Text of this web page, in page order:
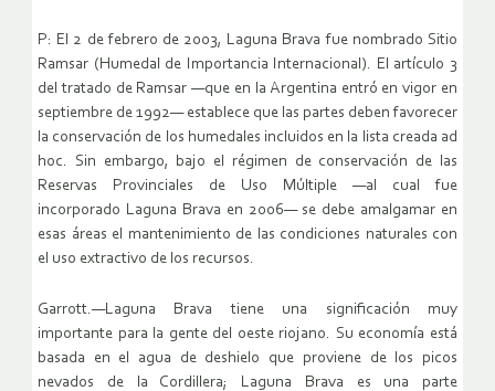
P: El 2 de febrero de 2003, Laguna Brava fue nombrado Sitio
Ramsar (Humedal de Importancia Internacional). El artículo 3
del tratado de Ramsar —que en la Argentina entró en vigor en
septiembre de 1992— establece que las partes deben favorecer
la conservación de los humedales incluidos en la lista creada ad
hoc. Sin embargo, bajo el régimen de conservación de las
Reservas Provinciales de Uso Múltiple —al cual fue
incorporado Laguna Brava en 2006— se debe amalgamar en
esas áreas el mantenimiento de las condiciones naturales con
el uso extractivo de los recursos.
Garrott.—Laguna Brava tiene una significación muy
importante para la gente del oeste riojano. Su economía está
basada en el agua de deshielo que proviene de los picos
nevados de la Cordillera; Laguna Brava es una parte